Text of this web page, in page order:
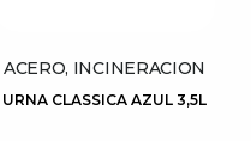
ACERO, INCINERACION
URNA CLASSICA AZUL 3,5L